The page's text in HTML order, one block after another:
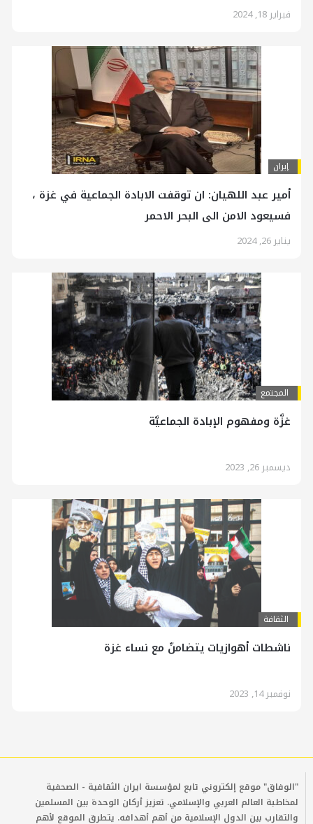
فبراير 18, 2024
إيران
أمير عبد اللهيان: ان توقفت الابادة الجماعية في غزة ،
فسيعود الامن الى البحر الاحمر
يناير 26, 2024
المجتمع
غزَّة ومفهوم الإبادة الجماعيَّة
ديسمبر 26, 2023
الثقافة
ناشطات أهوازيات يتضامنّ مع نساء غزة
نوفمبر 14, 2023
"الوفاق" موقع إلكتروني تابع لمؤسسة ايران الثقافية - الصحفية
لمخاطبة العالم العربي والإسلامي. تعزيز أركان الوحدة بين المسلمين
والتقارب بين الدول الإسلامية من أهم أهدافه. يتطرق الموقع لأهم